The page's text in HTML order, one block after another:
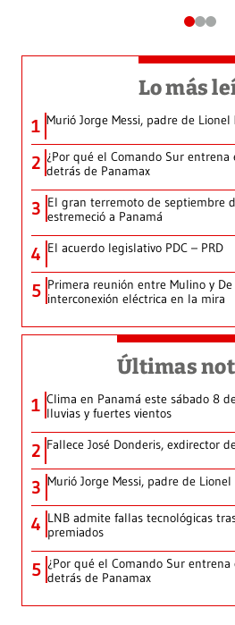
Lo más
1 Murió Jorge Messi, padre de
2 ¿Por qué el Comando Sur entrena
detrás de Panamax
3 El gran terremoto de septiembre
estremeció a Panamá
4 El acuerdo legislativo PDC – PRD
5 Primera reunión entre Mulino y De
interconexión eléctrica en la mira
Últimas
1 Clima en Panamá este sábado 8
lluvias y fuertes vientos
2 Fallece José Donderis, exdirector
3 Murió Jorge Messi, padre de
4 LNB admite fallas tecnológicas
premiados
5 ¿Por qué el Comando Sur
detrás de Panamax